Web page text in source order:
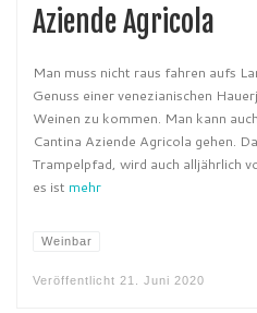
Aziende Agricola
Man muss nicht raus fahren aufs
Genuss einer venezianischen
Weinen zu kommen. Man kann
Cantina Aziende Agricola gehen.
Trampelpfad, wird auch alljährlich
es ist mehr
Weinbar
Veröffentlicht 21. Juni 2020